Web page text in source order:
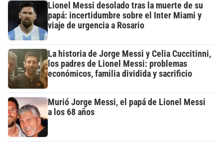
Lionel Messi desolado tras la muerte de su
papá: incertidumbre sobre el Inter Miami y
viaje de urgencia a Rosario
La historia de Jorge Messi y Celia Cuccitinni,
los padres de Lionel Messi: problemas
económicos, familia dividida y sacrificio
Murió Jorge Messi, el papá de Lionel Messi
a los 68 años